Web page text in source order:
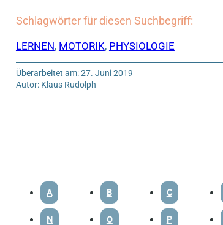
Schlagwörter für diesen Suchbegriff:
LERNEN, MOTORIK, PHYSIOLOGIE
Überarbeitet am: 27. Juni 2019
Autor: Klaus Rudolph
A B C
N O P